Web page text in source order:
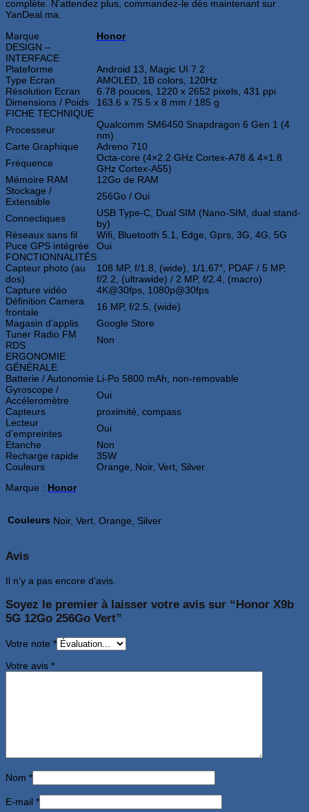
complète. N’attendez plus, commandez-le dès maintenant sur
YanDeal.ma.
Marque
Honor
DESIGN –
INTERFACE
Plateforme
Android 13, Magic UI 7.2
Type Ecran
AMOLED, 1B colors, 120Hz
Résolution Ecran
6.78 pouces, 1220 x 2652 pixels, 431 ppi
Dimensions / Poids
163.6 x 75.5 x 8 mm / 185 g
FICHE TECHNIQUE
Processeur
Qualcomm SM6450 Snapdragon 6 Gen 1 (4
nm)
Carte Graphique
Adreno 710
Fréquence
Octa-core (4×2.2 GHz Cortex-A78 & 4×1.8
GHz Cortex-A55)
Mémoire RAM
12Go de RAM
Stockage /
Extensible
256Go / Oui
Connectiques
USB Type-C, Dual SIM (Nano-SIM, dual stand-
by)
Réseaux sans fil
Wifi, Bluetooth 5.1, Edge, Gprs, 3G, 4G, 5G
Puce GPS intégrée
Oui
FONCTIONNALITÉS
Capteur photo (au
dos)
108 MP, f/1.8, (wide), 1/1.67″, PDAF / 5 MP,
f/2.2, (ultrawide) / 2 MP, f/2.4, (macro)
Capture vidéo
4K@30fps, 1080p@30fps
Définition Camera
frontale
16 MP, f/2.5, (wide)
Magasin d’applis
Google Store
Tuner Radio FM
RDS
Non
ERGONOMIE
GÉNÉRALE
Batterie / Autonomie Li-Po 5800 mAh, non-removable
Gyroscope /
Accéleromètre
Oui
Capteurs
proximité, compass
Lecteur
d’empreintes
Oui
Etanche
Non
Recharge rapide
35W
Couleurs
Orange, Noir, Vert, Silver
Marque : Honor
Couleurs Noir, Vert, Orange, Silver
Avis
Il n’y a pas encore d’avis.
Soyez le premier à laisser votre avis sur “Honor X9b
5G 12Go 256Go Vert”
Votre note *
Votre avis *
Nom *
E-mail *